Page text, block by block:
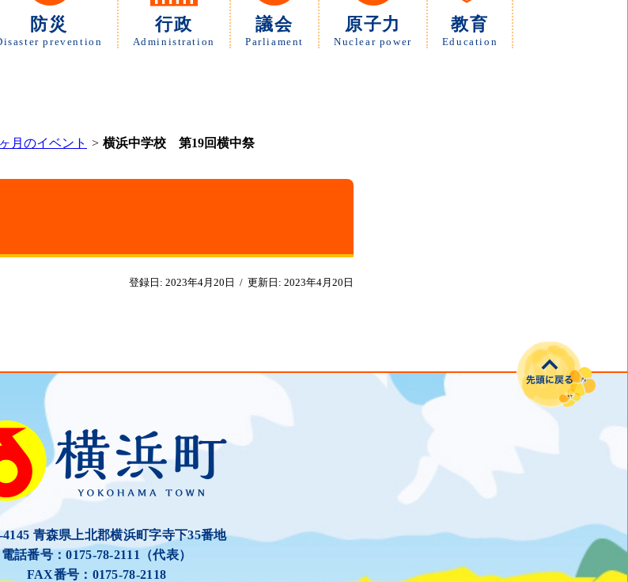
防災
prevention
行政
Administration
議会
Parliament
原子力
Nuclear power
教育
Education
月のイベント 横浜中学校 第19回横中祭
登録日: 2023年4月20日 / 更新日: 2023年4月20日
4145 青森県上北郡横浜町字寺下35番地
電話番号：0175-78-2111（代表）
FAX番号：0175-78-2118